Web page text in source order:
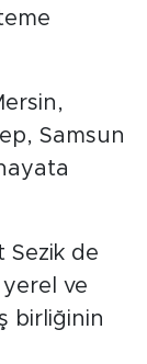
Samsun
Sezik de
ve
birliğinin